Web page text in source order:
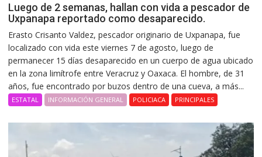
Luego de 2 semanas, hallan con vida a pescador de
Uxpanapa reportado como desaparecido.
Erasto Crisanto Valdez, pescador originario de Uxpanapa, fue
localizado con vida este viernes 7 de agosto, luego de
permanecer 15 días desaparecido en un cuerpo de agua ubicado
en la zona limítrofe entre Veracruz y Oaxaca. El hombre, de 31
años, fue encontrado por buzos dentro de una cueva, a más...
ESTATAL INFORMACIÓN GENERAL POLICIACA PRINCIPALES